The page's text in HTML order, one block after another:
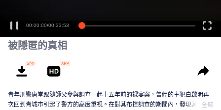
00:00:00/00:33:53
被隱匿的真相
青年刑警唐堂跟隨師父參與調查一起十五年前的裸宴案，曾經的主犯白啟明再
次回到青城市引起了警方的高度重視。在對其布控調查的期間內，發現其牽連
全部